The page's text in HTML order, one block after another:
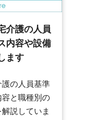
介護の人員
内容や設備
ます
の人員基準
と職種別の
説していま